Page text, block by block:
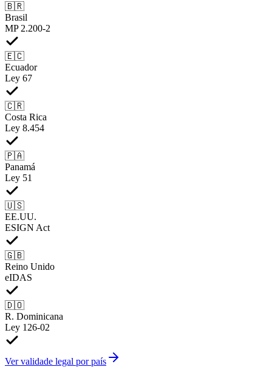
🇧🇷
Brasil
MP 2.200-2
🇪🇨
Ecuador
Ley 67
🇨🇷
Costa Rica
Ley 8.454
🇵🇦
Panamá
Ley 51
🇺🇸
EE.UU.
ESIGN Act
🇬🇧
Reino Unido
eIDAS
🇩🇴
R. Dominicana
Ley 126-02
Ver validade legal por país